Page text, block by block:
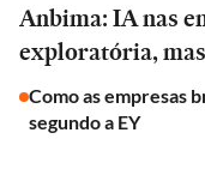
Anbima: IA nas
exploratória,
Como as empresas
segundo a EY